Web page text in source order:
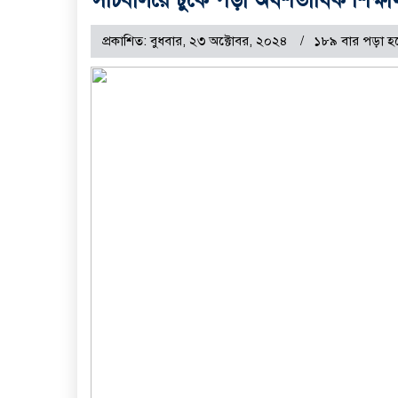
প্রকাশিত: বুধবার, ২৩ অক্টোবর, ২০২৪ ১৮৯ বার পড়া